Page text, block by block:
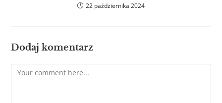
22 października 2024
Dodaj komentarz